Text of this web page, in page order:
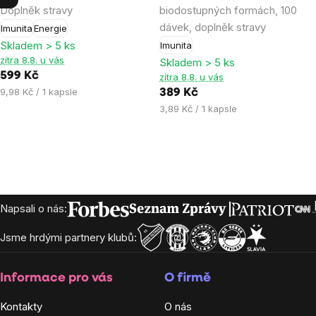
Doplněk stravy
ImunitaEnergie
5,0
z
5
hvězdiček.
Skladem > 5 ks
zítra 8.8. u vás
599 Kč
Měrná
9,98 Kč / 1 kapsle
biodostupných formách, 100
dávek, doplněk stravy
Imunita
4,9
z
5
hvězdiček.
Skladem > 5 ks
zítra 8.8. u vás
389 Kč
Měrná
3,89 Kč / 1 kapsle
Zápatí
Napsali o nás:
Jsme hrdými partnery klubů:
Informace pro vás
Kontakty
O firmě
O nás